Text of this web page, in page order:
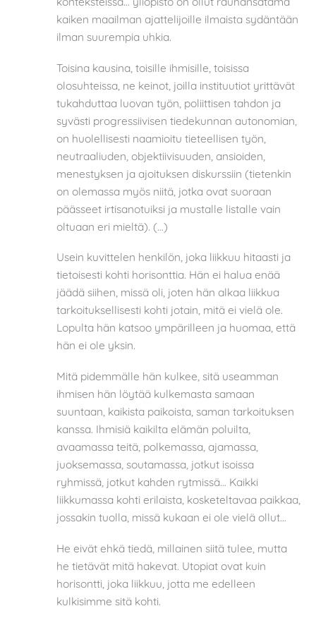
kaiken maailman ajattelijoille ilmaista sydäntään
ilman suurempia uhkia.
Toisina kausina, toisille ihmisille, toisissa
olosuhteissa, ne keinot, joilla instituutiot yrittävät
tukahduttaa luovan työn, poliittisen tahdon ja
syvästi progressiivisen tiedekunnan autonomian,
on huolellisesti naamioitu tieteellisen työn,
neutraaliuden, objektiivisuuden, ansioiden,
menestyksen ja ajoituksen diskurssiin (tietenkin
on olemassa myös niitä, jotka ovat suoraan
päässeet irtisanotuiksi ja mustalle listalle vain
oltuaan eri mieltä). (…)
Usein kuvittelen henkilön, joka liikkuu hitaasti ja
tietoisesti kohti horisonttia. Hän ei halua enää
jäädä siihen, missä oli, joten hän alkaa liikkua
tarkoituksellisesti kohti jotain, mitä ei vielä ole.
Lopulta hän katsoo ympärilleen ja huomaa, että
hän ei ole yksin.
Mitä pidemmälle hän kulkee, sitä useamman
ihmisen hän löytää kulkemasta samaan
suuntaan, kaikista paikoista, saman tarkoituksen
kanssa. Ihmisiä kaikilta elämän poluilta,
avaamassa teitä, polkemassa, ajamassa,
juoksemassa, soutamassa, jotkut isoissa
ryhmissä, jotkut kahden rytmissä… Kaikki
liikkumassa kohti erilaista, kosketeltavaa paikkaa,
jossakin tuolla, missä kukaan ei ole vielä ollut…
He eivät ehkä tiedä, millainen siitä tulee, mutta
he tietävät mitä hakevat. Utopiat ovat kuin
horisontti, joka liikkuu, jotta me edelleen
kulkisimme sitä kohti.